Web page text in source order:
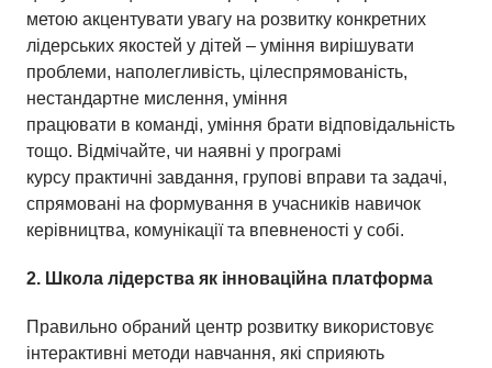
метою акцентувати увагу на розвитку конкретних
лідерських якостей у дітей – уміння вирішувати
проблеми, наполегливість, цілеспрямованість,
нестандартне мислення, уміння
працювати в команді, уміння брати відповідальність
тощо. Відмічайте, чи наявні у програмі
курсу практичні завдання, групові вправи та задачі,
спрямовані на формування в учасників навичок
керівництва, комунікації та впевненості у собі.
2. Школа лідерства як інноваційна платформа
Правильно обраний центр розвитку використовує
інтерактивні методи навчання, які сприяють